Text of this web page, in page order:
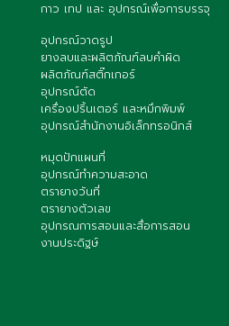
กาว เทป และ อุปกรณ์เพื่อการบรรจุ
อุปกรณ์วาดรูป
ยางลบและผลิตภัณฑ์ลบคำผิด
ผลิตภัณฑ์สติ๊กเกอร์
อุปกรณ์ตัด
เครื่องปริ้นเตอร์ และหมึกพิมพ์
อุปกรณ์สำนักงานอิเล็กทรอนิกส์
หมุดปักแผนที่
อุปกรณ์ทำความสะอาด
ตรายางวันที่
ตรายางตัวเลข
อุปกรณการสอนและสื่อการสอน
งานประดิฐษ์